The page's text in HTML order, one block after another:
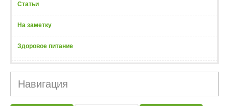
Статьи
На заметку
Здоровое питание
Навигация